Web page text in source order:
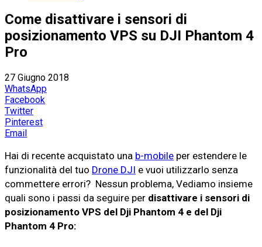
Come disattivare i sensori di
posizionamento VPS su DJI Phantom 4
Pro
27 Giugno 2018
WhatsApp
Facebook
Twitter
Pinterest
Email
Hai di recente acquistato una b-mobile per estendere le
funzionalità del tuo Drone DJI e vuoi utilizzarlo senza
commettere errori? Nessun problema, Vediamo insieme
quali sono i passi da seguire per disattivare i sensori di
posizionamento VPS del Dji Phantom 4 e del Dji
Phantom 4 Pro: